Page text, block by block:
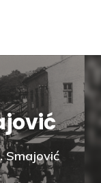
Smajović